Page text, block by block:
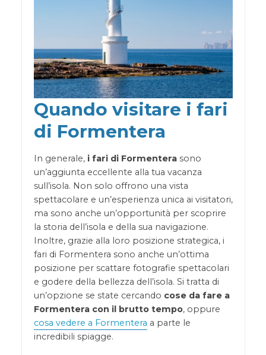
Quando visitare i fari
di Formentera
In generale, i fari di Formenterasono
un’aggiunta eccellente alla tua vacanza
sull’isola. Non solo offrono una vista
spettacolare e un’esperienza unica ai visitatori,
ma sono anche un’opportunità per scoprire
la storia dell’isola e della sua navigazione.
Inoltre, grazie alla loro posizione strategica, i
fari di Formentera sono anche un’ottima
posizione per scattare fotografie spettacolari
e godere della bellezza dell’isola. Si tratta di
un’opzione se state cercando cose da fare a
Formentera con il brutto tempo, oppure
cosa vedere a Formentera a parte le
incredibili spiagge.